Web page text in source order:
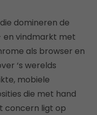
domineren de
vindmarkt met
als browser en
‘s werelds
mobiele
die met hand
concern ligt op